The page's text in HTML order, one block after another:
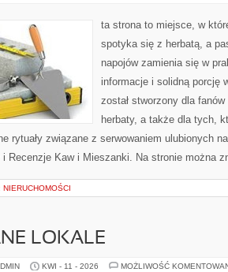
ta strona to miejsce, w
spotyka się z herbatą, a
napojów zamienia się w
informacje i solidną porcję
został stworzony dla
herbaty, a także dla tych,
rytuały związane z serwowaniem ulubionych
i Recenzje Kaw i Mieszanki. Na stronie można
NIERUCHOMOŚCI
LOKALE
KWI - 11 - 2026 MOŻLIWOŚĆ